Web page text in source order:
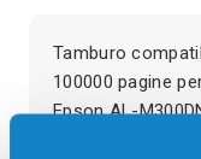
Tamburo
100000 pagine
Epson AL-
M300DTN,